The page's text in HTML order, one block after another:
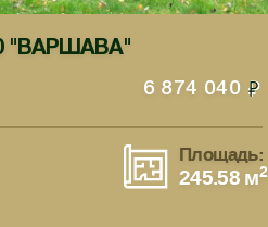
"ВАРШАВА"
6 874 040
Площадь:
245.58 м2